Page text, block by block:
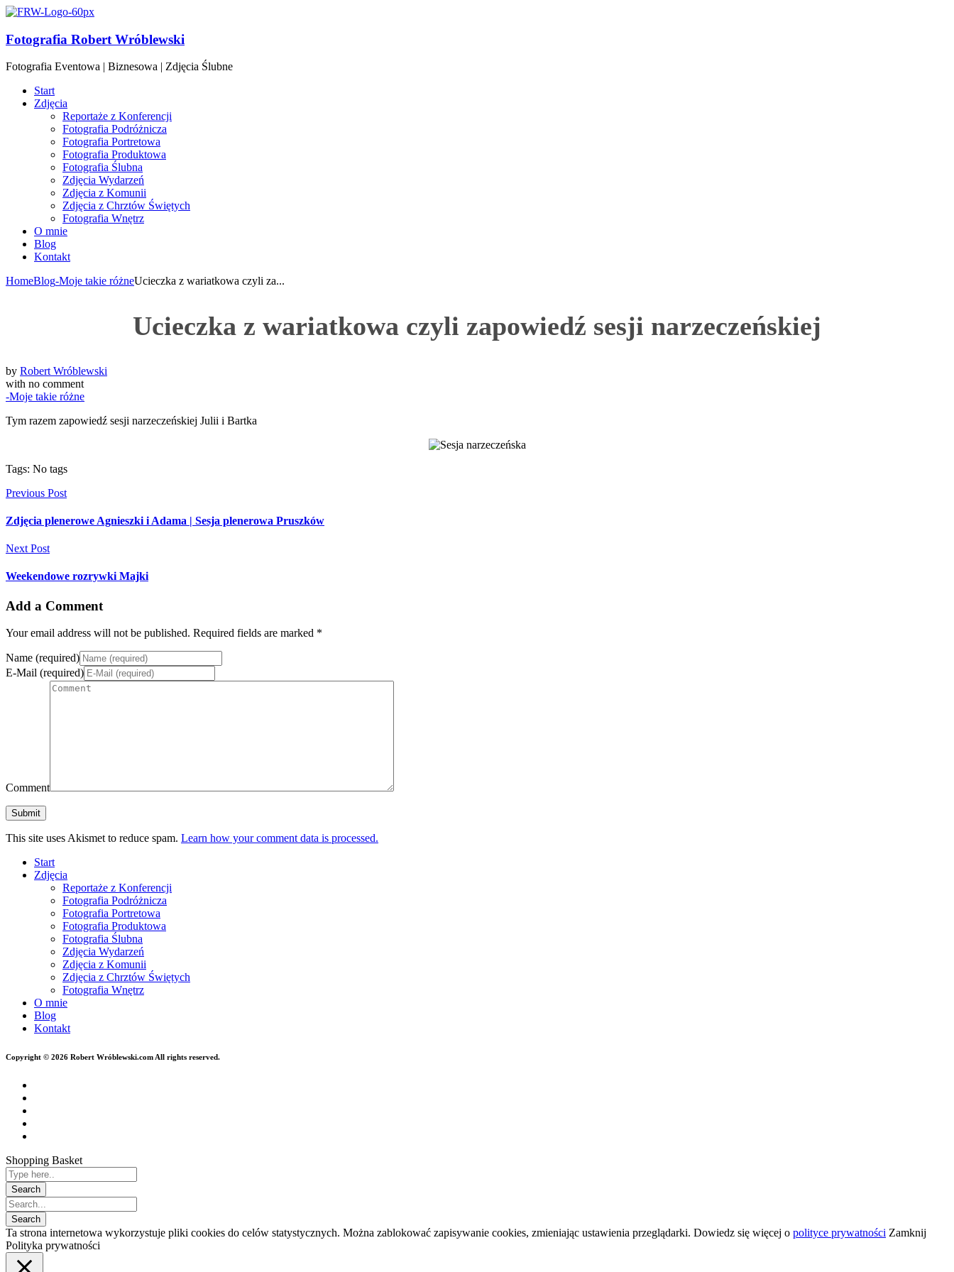
Fotografia Robert Wróblewski
Fotografia Eventowa | Biznesowa | Zdjęcia Ślubne
Start
Zdjęcia
Reportaże z Konferencji
Fotografia Podróżnicza
Fotografia Portretowa
Fotografia Produktowa
Fotografia Ślubna
Zdjęcia Wydarzeń
Zdjęcia z Komunii
Zdjęcia z Chrztów Świętych
Fotografia Wnętrz
O mnie
Blog
Kontakt
HomeBlog-Moje takie różneUcieczka z wariatkowa czyli za...
Ucieczka z wariatkowa czyli zapowiedź sesji narzeczeńskiej
by Robert Wróblewski
with no comment
-Moje takie różne
Tym razem zapowiedź sesji narzeczeńskiej Julii i Bartka
Tags: No tags
Previous Post
Zdjęcia plenerowe Agnieszki i Adama | Sesja plenerowa Pruszków
Next Post
Weekendowe rozrywki Majki
Add a Comment
Your email address will not be published. Required fields are marked *
Name (required)
E-Mail (required)
Comment
This site uses Akismet to reduce spam. Learn how your comment data is processed.
Start
Zdjęcia
Reportaże z Konferencji
Fotografia Podróżnicza
Fotografia Portretowa
Fotografia Produktowa
Fotografia Ślubna
Zdjęcia Wydarzeń
Zdjęcia z Komunii
Zdjęcia z Chrztów Świętych
Fotografia Wnętrz
O mnie
Blog
Kontakt
Copyright © 2026 Robert Wróblewski.com All rights reserved.
Shopping Basket
Ta strona internetowa wykorzystuje pliki cookies do celów statystycznych. Można zablokować zapisywanie cookies, zmieniając ustawienia przeglądarki. Dowiedz się więcej o polityce prywatności Zamknij
Polityka prywatności